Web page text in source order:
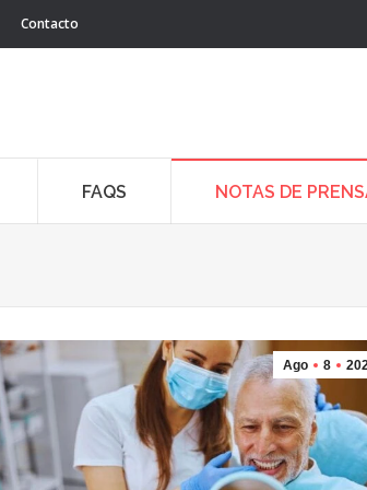
Contacto
FAQS NOTAS DE
Ago 8